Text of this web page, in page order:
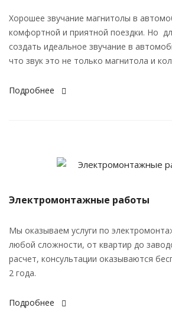
Хорошее звучание магнитолы в
комфортной и приятной поездки. Но
создать идеальное звучание в
что звук это не только магнитола и
Подробнее
Электромонтажные работы
Мы оказываем услуги по
любой сложности, от квартир до
расчет, консультации оказываются
2 года.
Подробнее